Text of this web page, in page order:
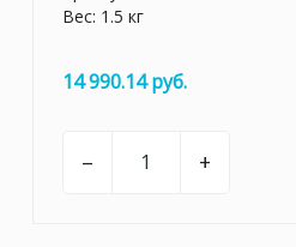
Вес: 1.5 кг
14 990.14 руб.
– +